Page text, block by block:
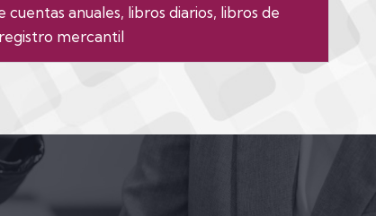
anuales, libros diarios, libros de
mercantil